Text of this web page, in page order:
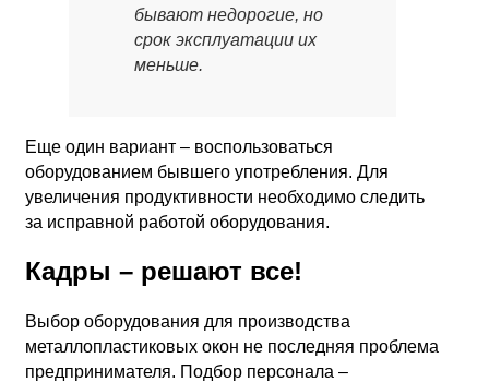
бывают недорогие, но
срок эксплуатации их
меньше.
Еще один вариант – воспользоваться
оборудованием бывшего употребления. Для
увеличения продуктивности необходимо следить
за исправной работой оборудования.
Кадры – решают все!
Выбор оборудования для производства
металлопластиковых окон не последняя проблема
предпринимателя. Подбор персонала –